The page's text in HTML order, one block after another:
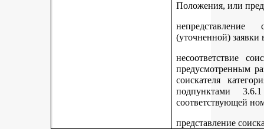
Положения, или
непредставление
(уточненной) заявки
несоответствие
предусмотренным
соискателя
подпунктами 3.6.1
соответствующей
представление